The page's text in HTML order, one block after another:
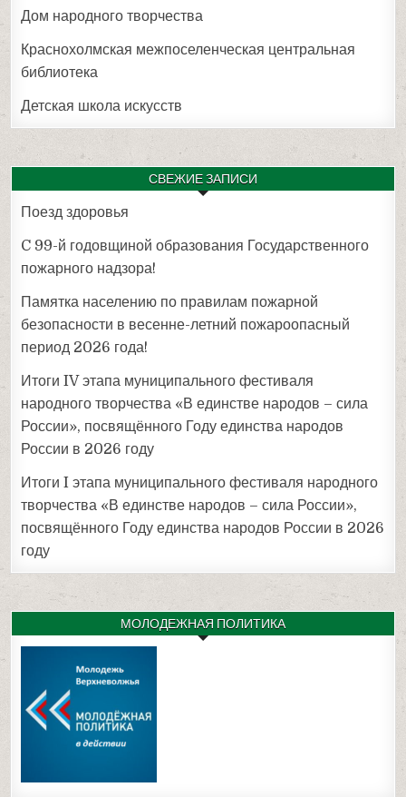
Участники
Участники
3 место
Участники
Участники
Участники
2 место
Участники
Дом народного творчества
Краснохолмская межпоселенческая центральная
библиотека
Детская школа искусств
СВЕЖИЕ ЗАПИСИ
Поезд здоровья
C 99-й годовщиной образования Государственного
пожарного надзора!
Памятка населению по правилам пожарной
безопасности в весенне-летний пожароопасный
период 2026 года!
Итоги IV этапа муниципального фестиваля
народного творчества «В единстве народов – сила
России», посвящённого Году единства народов
России в 2026 году
Итоги I этапа муниципального фестиваля народного
творчества «В единстве народов – сила России»,
посвящённого Году единства народов России в 2026
году
МОЛОДЕЖНАЯ ПОЛИТИКА